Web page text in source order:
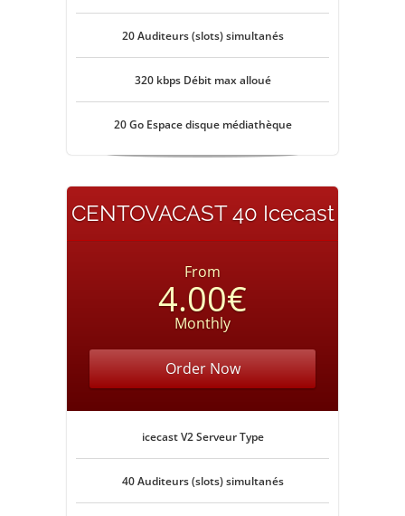
20 Auditeurs (slots) simultanés
320 kbps Débit max alloué
20 Go Espace disque médiathèque
CENTOVACAST 40 Icecast
From
4.00€
Monthly
Order Now
icecast V2 Serveur Type
40 Auditeurs (slots) simultanés